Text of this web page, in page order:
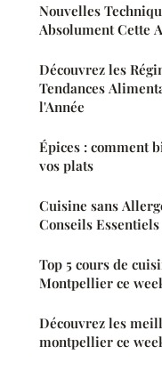
Nouvelles
Absolument Cette
Découvrez les
Tendances
l'Année
Épices : comment
vos plats
Cuisine sans
Conseils Essentiels
Top 5 cours de
Montpellier ce
Découvrez les
montpellier ce